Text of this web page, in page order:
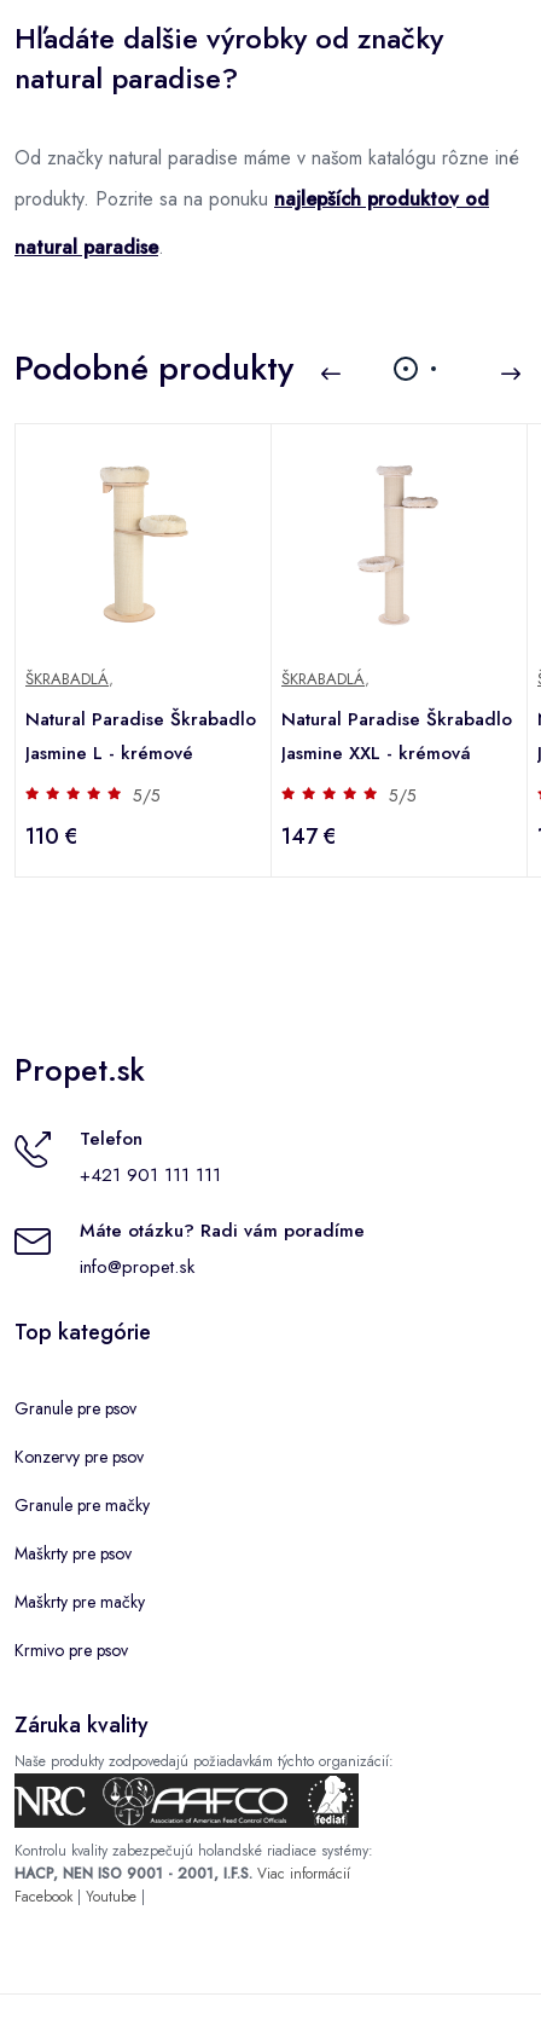
Hľadáte dalšie výrobky od značky
natural paradise?
Od značky natural paradise máme v našom katalógu rôzne iné
produkty. Pozrite sa na ponuku najlepších produktov od
natural paradise.
Podobné produkty
ŠKRABADLÁ,
Natural Paradise Škrabadlo
Jasmine L - krémové
5/5
110 €
ŠKRABADLÁ,
Natural Paradise Škrabadlo
Jasmine XXL - krémová
5/5
147 €
Propet.sk
Telefon
+421 901 111 111
Máte otázku? Radi vám poradíme
info@propet.sk
Top kategórie
Granule pre psov
Konzervy pre psov
Granule pre mačky
Maškrty pre psov
Maškrty pre mačky
Krmivo pre psov
Záruka kvality
Naše produkty zodpovedajú požiadavkám týchto organizácií:
Kontrolu kvality zabezpečujú holandské riadiace systémy:
HACP, NEN ISO 9001 - 2001, I.F.S. Viac informácií
Facebook| Youtube |